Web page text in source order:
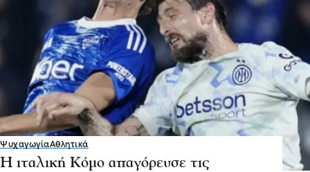
ΨυχαγωγίαΑθλητικά
Η ιταλική Κόμο απαγόρευσε τις